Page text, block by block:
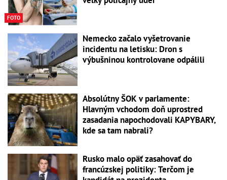
FOTO
Nemecko začalo vyšetrovanie
incidentu na letisku: Dron s
výbušninou kontrolovane odpálili
Absolútny ŠOK v parlamente:
Hlavným vchodom doň uprostred
zasadania napochodovali KAPYBARY,
kde sa tam nabrali?
Rusko malo opäť zasahovať do
francúzskej politiky: Terčom je